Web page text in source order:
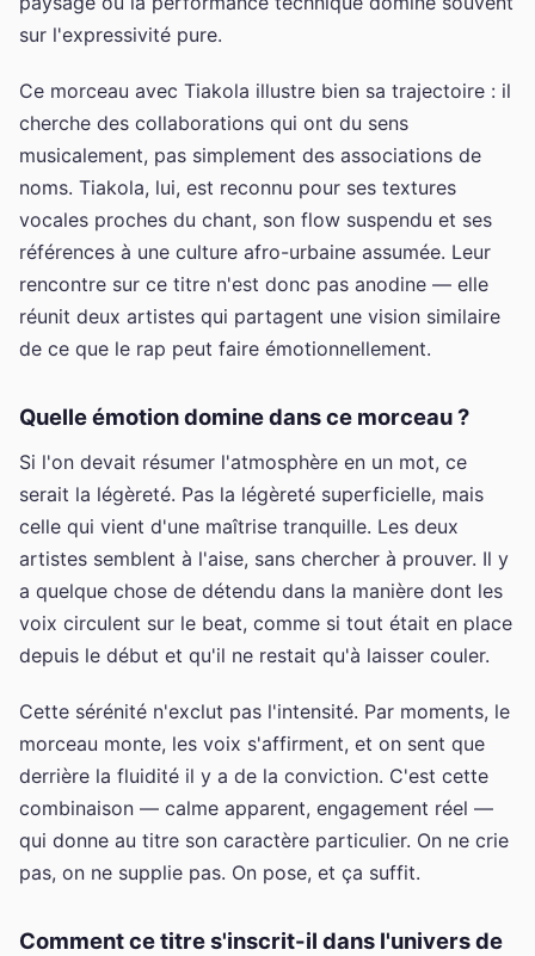
sur l'expressivité pure.
Ce morceau avec Tiakola illustre bien sa trajectoire : il
cherche des collaborations qui ont du sens
musicalement, pas simplement des associations de
noms. Tiakola, lui, est reconnu pour ses textures
vocales proches du chant, son flow suspendu et ses
références à une culture afro-urbaine assumée. Leur
rencontre sur ce titre n'est donc pas anodine — elle
réunit deux artistes qui partagent une vision similaire
de ce que le rap peut faire émotionnellement.
Quelle émotion domine dans ce morceau ?
Si l'on devait résumer l'atmosphère en un mot, ce
serait la légèreté. Pas la légèreté superficielle, mais
celle qui vient d'une maîtrise tranquille. Les deux
artistes semblent à l'aise, sans chercher à prouver. Il y
a quelque chose de détendu dans la manière dont les
voix circulent sur le beat, comme si tout était en place
depuis le début et qu'il ne restait qu'à laisser couler.
Cette sérénité n'exclut pas l'intensité. Par moments, le
morceau monte, les voix s'affirment, et on sent que
derrière la fluidité il y a de la conviction. C'est cette
combinaison — calme apparent, engagement réel —
qui donne au titre son caractère particulier. On ne crie
pas, on ne supplie pas. On pose, et ça suffit.
Comment ce titre s'inscrit-il dans l'univers de